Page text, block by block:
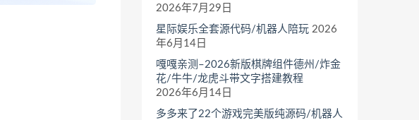
2026年7月29日
星际娱乐全套源代码/机器人陪玩 2026
年6月14日
嘎嘎亲测–2026新版棋牌组件德州/炸金
花/牛牛/龙虎斗带文字搭建教程
2026年6月14日
多多来了22个游戏完美版纯源码/机器人